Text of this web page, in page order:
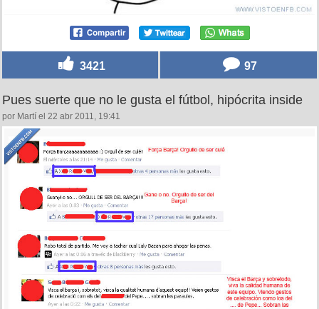
3421 97
Pues suerte que no le gusta el fútbol, hipócrita inside
por Martí el 22 abr 2011, 19:41